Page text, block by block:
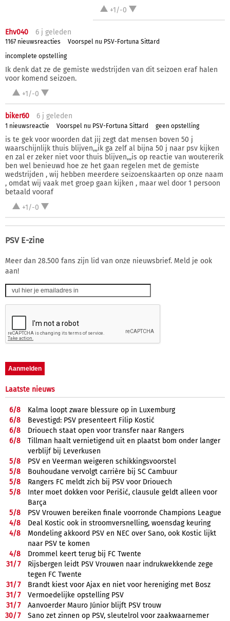
+1/-0
Ehv040 6 j geleden
1167 nieuwsreacties
Voorspel nu PSV-Fortuna Sittard
incomplete opstelling
Ik denk dat ze de gemiste wedstrijden van dit seizoen eraf halen
voor komend seizoen.
+1/-0
biker60 6 j geleden
1 nieuwsreactie Voorspel nu PSV-Fortuna Sittard geen opstelling
is te gek voor woorden dat jij zegt dat mensen boven 50 j
waarschijnlijk thuis blijven,,,ik ga zelf al bijna 50 j naar psv kijken
en zal er zeker niet voor thuis blijven,,,is op reactie van woutererik
ben wel benieuwd hoe ze het gaan regelen met de gemiste
wedstrijden , wij hebben meerdere seizoenskaarten op onze naam
, omdat wij vaak met groep gaan kijken , maar wel door 1 persoon
betaald vooraf
+1/-0
PSV E-zine
Meer dan 28.500 fans zijn lid van onze nieuwsbrief. Meld je ook
aan!
Laatste nieuws
6/8
Kalma loopt zware blessure op in Luxemburg
6/8
Bevestigd: PSV presenteert Filip Kostić
6/8
Driouech staat open voor transfer naar Rangers
6/8
Tillman haalt vernietigend uit en plaatst bom onder langer
verblijf bij Leverkusen
5/8
PSV en Veerman weigeren schikkingsvoorstel
5/8
Bouhoudane vervolgt carrière bij SC Cambuur
5/8
Rangers FC meldt zich bij PSV voor Driouech
5/8
Inter moet dokken voor Perišić, clausule geldt alleen voor
Barça
5/8
PSV Vrouwen bereiken finale voorronde Champions League
4/8
Deal Kostic ook in stroomversnelling, woensdag keuring
4/8
Mondeling akkoord PSV en NEC over Sano, ook Kostic lijkt
naar PSV te komen
4/8
Drommel keert terug bij FC Twente
31/7
Rijsbergen leidt PSV Vrouwen naar indrukwekkende zege
tegen FC Twente
31/7
Brandt kiest voor Ajax en niet voor hereniging met Bosz
31/7
Vermoedelijke opstelling PSV
31/7
Aanvoerder Mauro Júnior blijft PSV trouw
30/7
Sano zet zinnen op PSV, sleutelrol voor zaakwaarnemer